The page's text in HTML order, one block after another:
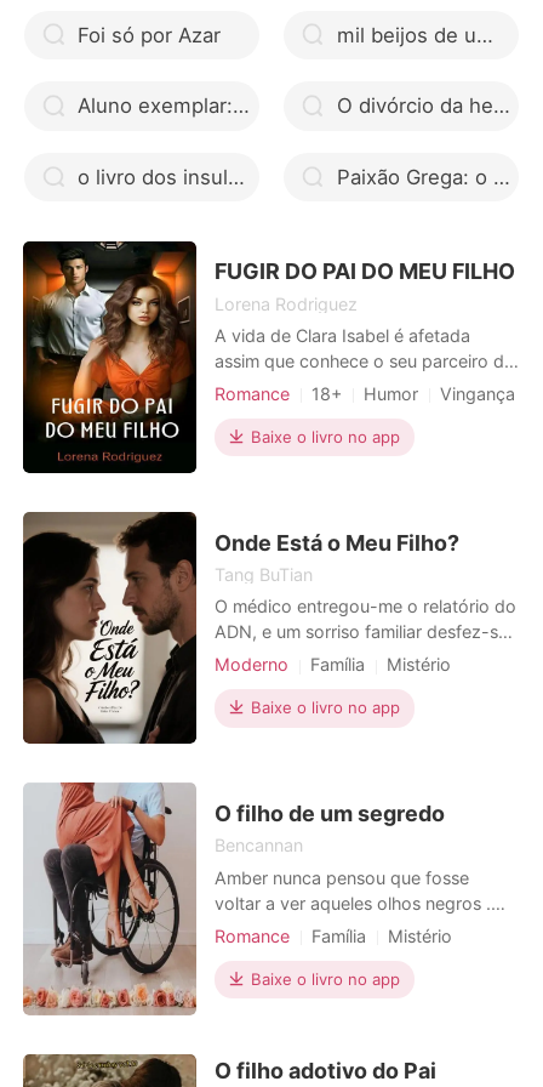
Foi só por Azar mil beijos de um garoto livro completo
Aluno exemplar: Série exemplar livro completo O divórcio da herdeira bilionária livro telegram
o livro dos insultos Paixão Grega: o viúvo, a bebê e a falsa babá
FUGIR DO PAI DO MEU FILHO
Lorena Rodriguez
A vida de Clara Isabel é afetada
assim que conhece o seu parceiro de
dança, apaixona-se imediatamente
homem de negócios muito
respeitado. José Luís é um homem
Ele finge amá-la, e ela sente amor po
Romance 18+ Humor
Vingança
Armadilha
CEO
Advogados
Encantador
Paixão / Erótica
Baixe o livro no app
Onde Está o Meu Filho?
Tang BuTian
O médico entregou-me o relatório do
ADN, e um sorriso familiar desfez-se
em cinzas. O meu filho, Leo, que criei
meu. "Os resultados mostram que o
seu filho não tem qualquer relação
Pedro, abraço
Moderno Família
Mistério
Traição
Gravidez
Heroína incrível
Baixe o livro no app
O filho de um segredo
Bencannan
Amber nunca pensou que fosse
voltar a ver aqueles olhos negros .
Sua mente volta para exatos oito
pequena cidade sozinha e com
medo, na pequena mochila somente
impossível de esquecer . Naquela
Romance Família
Mistério
Primeiro amor
Gravidez
Enfermeiros
Playboy
Urbano
Baixe o livro no app
O filho adotivo do Pai